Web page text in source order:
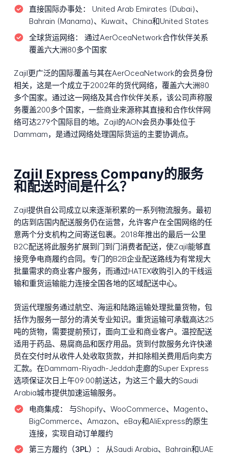
直接国际办事处：
United Arab Emirates (Dubai)、
Bahrain (Manama)、Kuwait、China和United States
全球货运网络：
通过AerOceaNetwork合作伙伴关系
覆盖六大洲80多个国家
Zajil更广泛的国际覆盖与其在AerOceaNetwork的会员身份
相关，这是一个成立于2002年的货代网络，覆盖六大洲80
多个国家。通过这一网络及其合作伙伴关系，该公司声称服
务覆盖200多个国家，一些商业来源称其直接和合作伙伴网
络可达279个国际目的地。Zajil的AON会员办事处位于
Dammam，是通过网络处理国际货运的主要协调点。
Zajil Express Company的服务
和配送时间是什么？
Zajil提供自公司成立以来逐渐积累的一系列物流服务。最初
的店到店国内配送服务仍在运营，允许客户在全国网络的任
意两个分支机构之间寄送包裹。2018年推出的最后一公里
B2C配送将此服务扩展到门到门消费者配送，使Zajil能够直
接竞争电商履约合同。专门的B2B企业配送路线为有常规大
批量需求的商业客户服务，而通过HATEX收购引入的干线运
输和重货运输能力连接全国各地的区域配送中心。
货运代理服务通过航空、海运和陆路运输处理批量货物，包
括作为服务一部分的清关专业知识。重货运输可承载高达25
吨的货物，需要提前预订，面向工业和商业客户。温控配送
适用于药品、易腐商品和医疗用品。货到付款服务允许快递
员在交付时从收件人处收取货款，并扣除相关费用后向卖方
汇款。在Dammam-Riyadh-Jeddah走廊的Super Express
选项保证次日上午09:00前送达，为这三个最大的Saudi
Arabia城市提供加速运输服务。
电商集成：
与Shopify、WooCommerce、Magento、
BigCommerce、Amazon、eBay和AliExpress的原生
连接，实现自动订单履约
第三方履约（3PL）：
从Saudi Arabia、Bahrain和UAE